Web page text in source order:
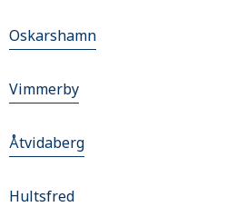
Oskarshamn
Vimmerby
Åtvidaberg
Hultsfred